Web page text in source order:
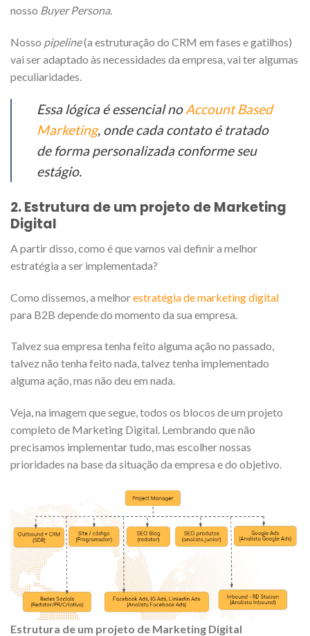
nosso Buyer Persona.
Nosso pipeline(a estruturação do CRM em fases e gatilhos)
vai ser adaptado às necessidades da empresa, vai ter algumas
peculiaridades.
Essa lógica é essencial noAccount Based
Marketing, onde cada contato é tratado
de forma personalizada conforme seu
estágio.
2. Estrutura de um projeto de Marketing
Digital
A partir disso, como é que vamos vai definir a melhor
estratégia a ser implementada?
Como dissemos, a melhorestratégia de marketing digital
para B2B depende do momento da sua empresa.
Talvez sua empresa tenha feito alguma ação no passado,
talvez não tenha feito nada, talvez tenha implementado
alguma ação, mas não deu em nada.
Veja, na imagem que segue, todos os blocos de um projeto
completo de Marketing Digital. Lembrando que não
precisamos implementar tudo, mas escolher nossas
prioridades na base da situação da empresa e do objetivo.
Estrutura de um projeto de Marketing Digital